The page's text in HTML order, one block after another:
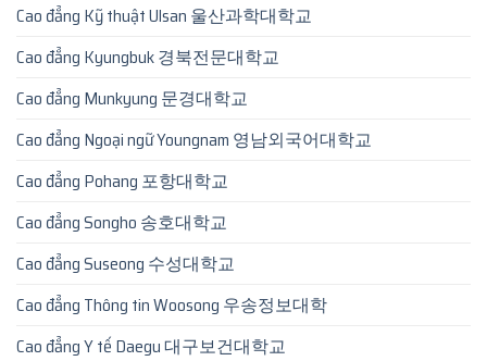
Cao đẳng Kỹ thuật Ulsan 울산과학대학교
Cao đẳng Kyungbuk 경북전문대학교
Cao đẳng Munkyung 문경대학교
Cao đẳng Ngoại ngữ Youngnam 영남외국어대학교
Cao đẳng Pohang 포항대학교
Cao đẳng Songho 송호대학교
Cao đẳng Suseong 수성대학교
Cao đẳng Thông tin Woosong 우송정보대학
Cao đẳng Y tế Daegu 대구보건대학교